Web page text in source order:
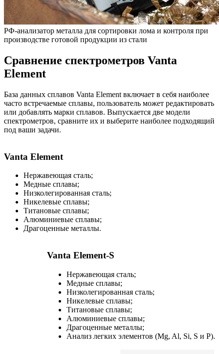
РФ-анализатор металла для сортировки лома и контроля при
производстве готовой продукции из стали
Сравнение спектрометров Vanta
Element
База данных сплавов Vanta Element включает в себя наиболее
часто встречаемые сплавы, пользователь может редактировать
или добавлять марки сплавов. Выпускается две модели
спектрометров, сравните их и выберите наиболее подходящий
под ваши задачи.
Vanta Element
Нержавеющая сталь;
Медные сплавы;
Низколегированная сталь;
Никелевые сплавы;
Титановые сплавы;
Алюминиевые сплавы;
Драгоценные металлы.
Vanta Element-S
Нержавеющая сталь;
Медные сплавы;
Низколегированная сталь;
Никелевые сплавы;
Титановые сплавы;
Алюминиевые сплавы;
Драгоценные металлы;
Анализ легких элементов (Mg, Al, Si, S и P).